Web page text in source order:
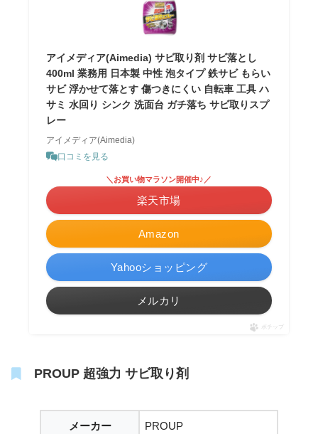
アイメディア(Aimedia) サビ取り剤 サビ落とし
400ml 業務用 日本製 中性 泡タイプ 鉄サビ もらい
サビ 浮かせて落とす 傷つきにくい 自転車 工具 ハ
サミ 水回り シンク 洗面台 ガチ落ち サビ取りスプ
レー
アイメディア(Aimedia)
口コミを見る
Amazon
＼お買い物マラソン開催中♪／
楽天市場
Yahooショッピング
メルカリ
ポチップ
PROUP 超強力 サビ取り剤
メーカー PROUP